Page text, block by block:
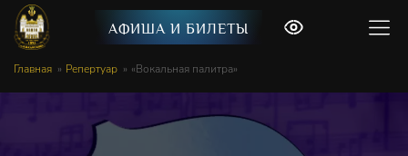
АФИША И БИЛЕТЫ
Главная Репертуар «Вокальная палитра»